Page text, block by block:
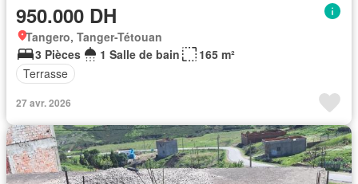
950.000 DH
Tangero, Tanger-Tétouan
3 Pièces
1 Salle de bain
165 m²
Terrasse
27 avr. 2026